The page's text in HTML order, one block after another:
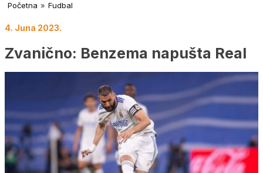
Početna » Fudbal
4. Juna 2023.
Zvanično: Benzema napušta Real